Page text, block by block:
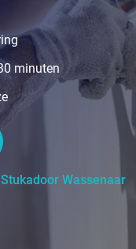
minuten
Stukadoor Wassenaar